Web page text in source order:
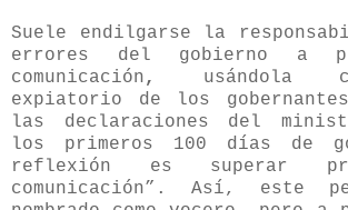
Suele endilgarse la
errores del gobierno a
comunicación , usándola
expiatorio de los gobernantes.
las declaraciones del
los primeros 100 días de
reflexión es superar
comunicación”. Así, este